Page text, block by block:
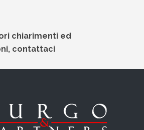
chiarimenti ed
contattaci